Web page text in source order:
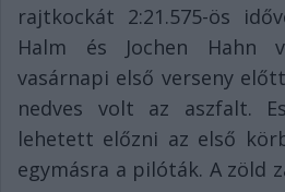
rajtkockát 2:21.575-ös
Halm és Jochen Hahn
vasárnapi első verseny
nedves volt az aszfalt.
lehetett előzni az első
egymásra a pilóták. A zöld